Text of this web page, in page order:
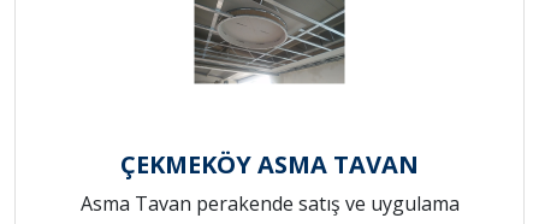
ÇEKMEKÖY ASMA TAVAN
Asma Tavan perakende satış ve uygulama